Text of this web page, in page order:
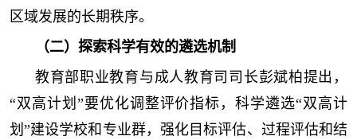
区域发展的长期秩序。
（二）探索科学有效的遴选机制
教育部职业教育与成人教育司司长彭斌柏提出，
“双高计划”要优化调整评价指标，科学遴选“双高计
划”建设学校和专业群，强化目标评估、过程评估和结